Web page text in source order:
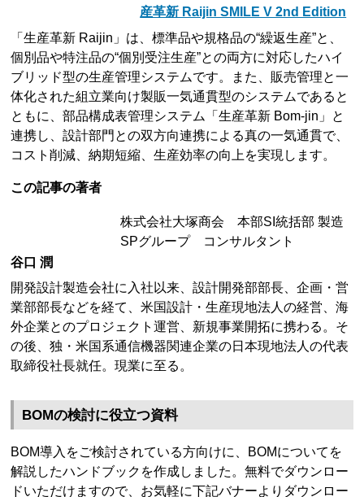
産革新 Raijin SMILE V 2nd Edition
「生産革新 Raijin」は、標準品や規格品の“繰返生産”と、
個別品や特注品の“個別受注生産”との両方に対応したハイ
ブリッド型の生産管理システムです。また、販売管理と一
体化された組立業向け製販一気通貫型のシステムであると
ともに、部品構成表管理システム「生産革新 Bom-jin」と
連携し、設計部門との双方向連携による真の一気通貫で、
コスト削減、納期短縮、生産効率の向上を実現します。
この記事の著者
株式会社大塚商会 本部SI統括部 製造
SPグループ コンサルタント
谷口 潤
開発設計製造会社に入社以来、設計開発部部長、企画・営
業部部長などを経て、米国設計・生産現地法人の経営、海
外企業とのプロジェクト運営、新規事業開拓に携わる。そ
の後、独・米国系通信機器関連企業の日本現地法人の代表
取締役社長就任。現業に至る。
BOMの検討に役立つ資料
BOM導入をご検討されている方向けに、BOMについてを
解説したハンドブックを作成しました。無料でダウンロー
ドいただけますので、お気軽に下記バナーよりダウンロー